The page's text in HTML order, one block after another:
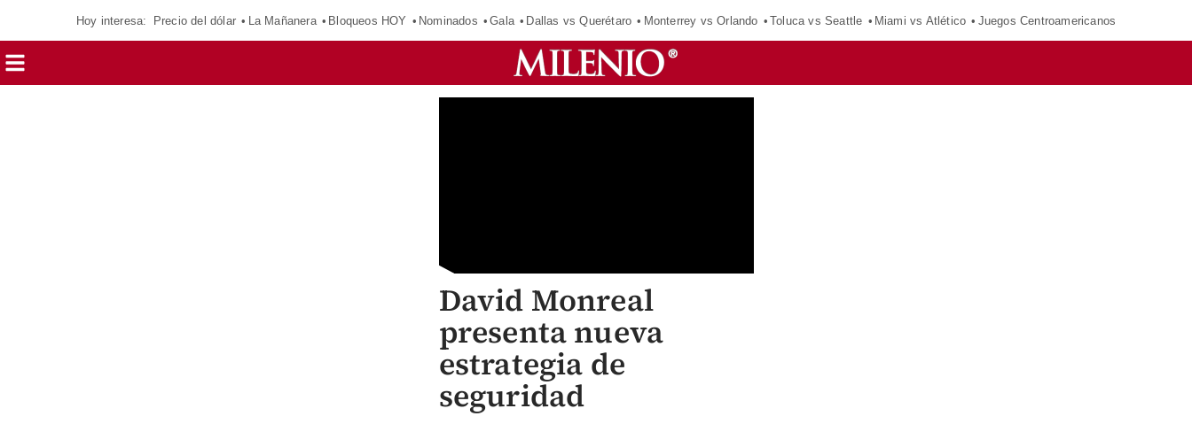
Hoy interesa: Precio del dólar La Mañanera Bloqueos HOY Nominados Gala Dallas vs Querétaro Monterrey vs Orlando Toluca vs Seattle Miami vs Atlético Juegos Centroamericanos
David Monreal
presenta nueva
estrategia de
seguridad